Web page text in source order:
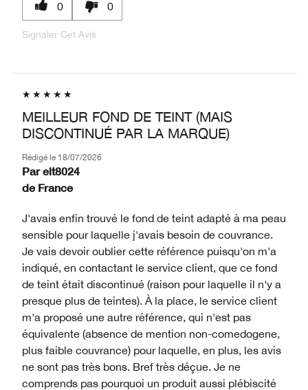
0 0
Signaler Cet Avis
MEILLEUR FOND DE TEINT (MAIS
DISCONTINUÉ PAR LA MARQUE)
Rédigé le 18/07/2026
Par elt8024
de France
J'avais enfin trouvé le fond de teint adapté à ma peau
sensible pour laquelle j'avais besoin de couvrance.
Je vais devoir oublier cette référence puisqu'on m'a
indiqué, en contactant le service client, que ce fond
de teint était discontinué (raison pour laquelle il n'y a
presque plus de teintes). À la place, le service client
m'a proposé une autre référence, qui n'est pas
équivalente (absence de mention non-comedogene,
plus faible couvrance) pour laquelle, en plus, les avis
ne sont pas très bons. Bref très déçue. Je ne
comprends pas pourquoi un produit aussi plébiscité